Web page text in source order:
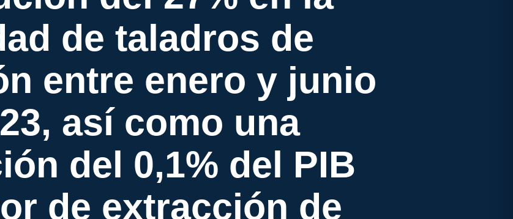
de taladros de
entre enero y junio
así como una
del 0,1% del PIB
de extracción de